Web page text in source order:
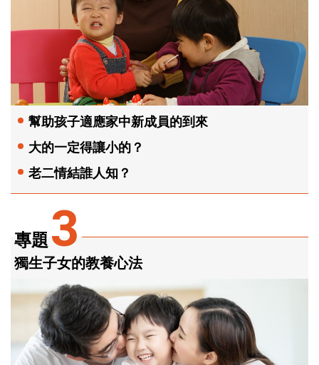
專題3
獨生子女的教養心法
幫助孩子適應家中新成員的到來
大的一定得讓小的？
老二情結誰人知？